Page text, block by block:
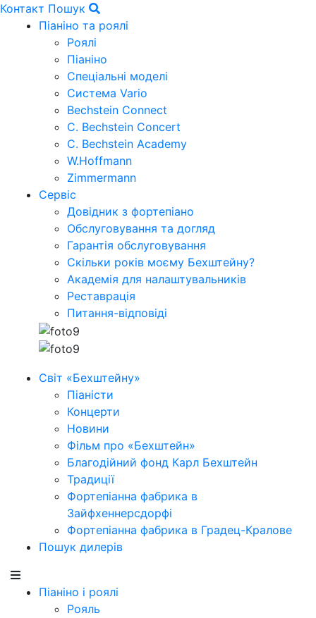
Контакт Пошук
Піаніно та роялі
Роялі
Піаніно
Спеціальні моделі
Система Vario
Bechstein Connect
C. Bechstein Concert
C. Bechstein Academy
W.Hoffmann
Zimmermann
Сервіс
Довідник з фортепіано
Обслуговування та догляд
Гарантія обслуговування
Скільки років моєму Бехштейну?
Академія для налаштувальників
Реставрація
Питання-відповіді
Світ «Бехштейну»
Піаністи
Концерти
Новини
Фільм про «Бехштейн»
Благодійний фонд Карл Бехштейн
Традиції
Фортепіанна фабрика в
Зайфхеннерсдорфi
Фортепіанна фабрика в Градец-Кралове
Пошук дилерів
Піаніно і роялі
Рояль